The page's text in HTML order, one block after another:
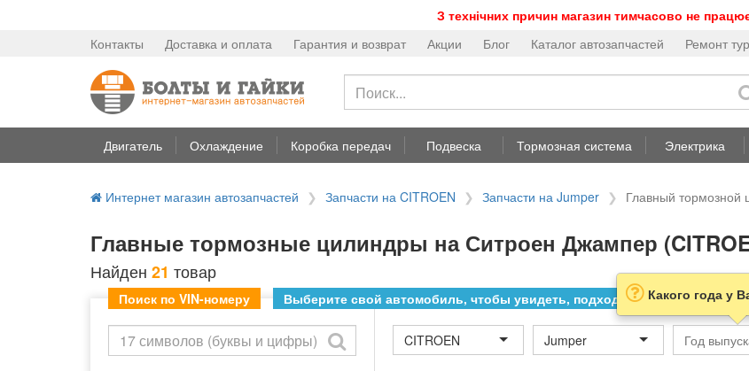
З технічних причин магазин тимчасово не
Контакты Доставка и оплата Гарантия и возврат Акции Блог Каталог автозапчастей Ремонт
Двигатель Охлаждение Коробка передач Подвеска Тормозная система Электрика
Интернет магазин автозапчастей Запчасти на CITROEN Запчасти на Jumper Главный тормозной
Главные тормозные цилиндры на Ситроен Джампер
Найден 21 товар
Поиск по VIN-номеру Выберите свой автомобиль, чтобы увидеть, подходит ли товар к нему
CITROEN Jumper
Какого года у